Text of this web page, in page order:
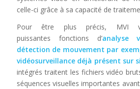
celle-ci grâce à sa capacité de
Pour être plus précis, MVI
puissantes fonctions d’analyse
détection de mouvement par
vidéosurveillance déjà présent sur
intégrés traitent les fichiers vidéo
séquences visuelles importantes